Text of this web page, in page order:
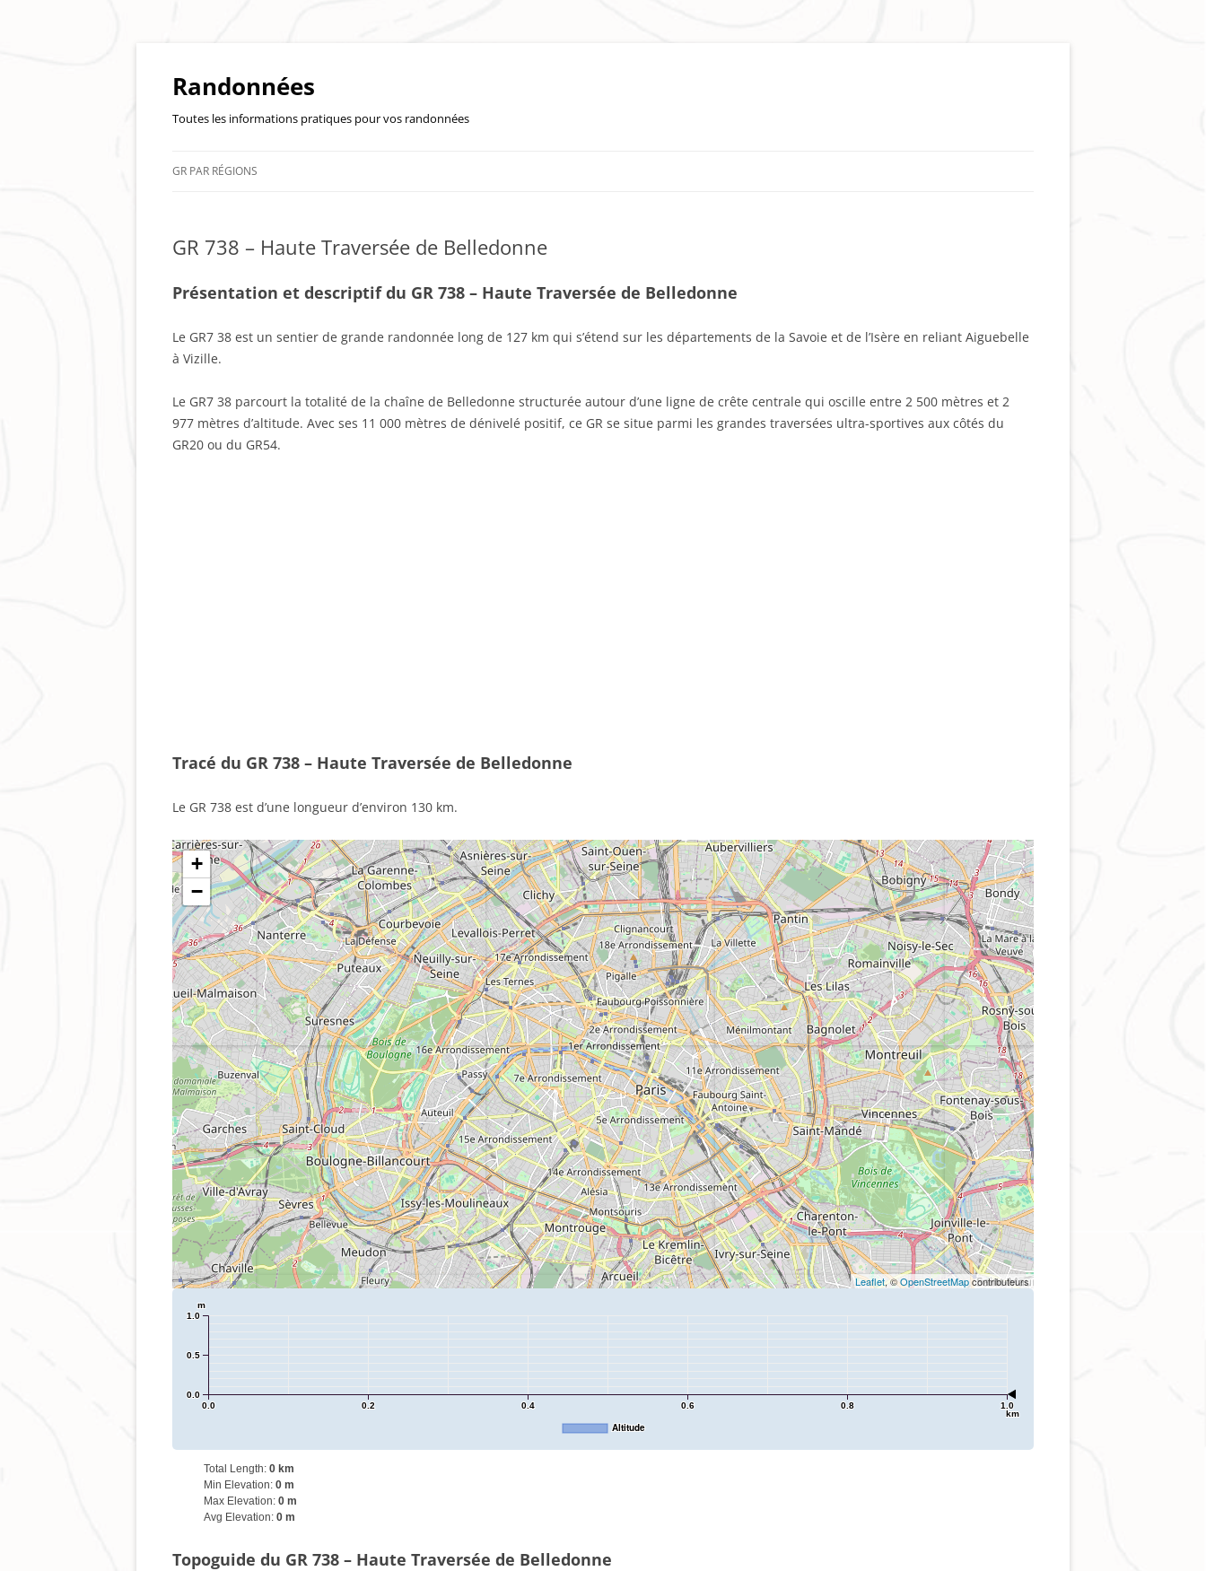
Randonnées
Toutes les informations pratiques pour vos randonnées
GR PAR RÉGIONS
GR 738 – Haute Traversée de Belledonne
Présentation et descriptif du GR 738 – Haute Traversée de Belledonne
Le GR7 38 est un sentier de grande randonnée long de 127 km qui s’étend sur les départements de la Savoie et de l’Isère en reliant Aiguebelle
à Vizille.
Le GR7 38 parcourt la totalité de la chaîne de Belledonne structurée autour d’une ligne de crête centrale qui oscille entre 2 500 mètres et 2
977 mètres d’altitude. Avec ses 11 000 mètres de dénivelé positif, ce GR se situe parmi les grandes traversées ultra-sportives aux côtés du
GR20 ou du GR54.
Tracé du GR 738 – Haute Traversée de Belledonne
Le GR 738 est d’une longueur d’environ 130 km.
+
−
Leaflet, ©OpenStreetMapcontributeurs
0.0 0.2 0.4 0.6 0.8 1.0
km
0.0
0.5
1.0
m
Altitude
Total Length: 0 km
Min Elevation: 0 m
Max Elevation: 0 m
Avg Elevation: 0 m
Topoguide du GR 738 – Haute Traversée de Belledonne